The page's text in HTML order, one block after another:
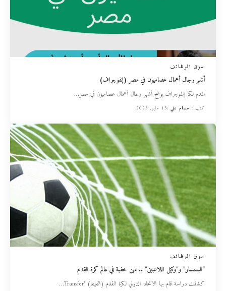
سوق الوظائف
أشهر رجال أعمال عصاميون في مصر (إنفوجراف)
نقدم لكم إنفوجراف يوضح أشهر رجال أعمال عصاميون في مصر…
كتب : حسام علي 15 مايو, 2023
سوق الوظائف
“السمسار” و”وكيل اللاعبين” .. مهن خفية في عالم كرة القدم
كشفت دراسة قام بها الاتحاد الدولي لكرة القدم (الفيفا) "Transfer …